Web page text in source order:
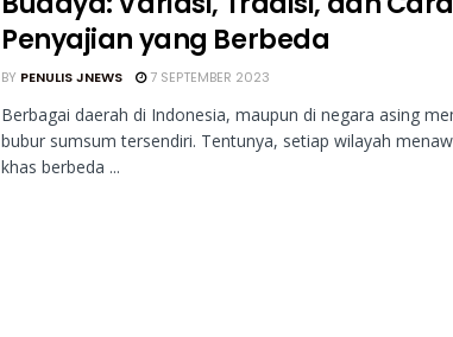
Penyajian yang Berbeda
BY PENULIS JNEWS 7 SEPTEMBER 2023
Berbagai daerah di Indonesia, maupun di negara asing
bubur sumsum tersendiri. Tentunya, setiap wilayah
khas berbeda ...